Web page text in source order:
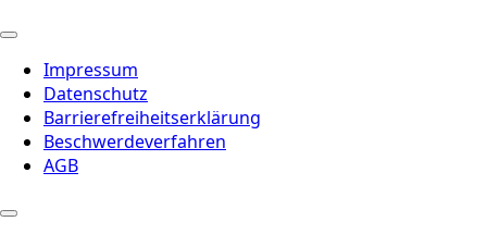
Impressum
Datenschutz
Barrierefreiheitserklärung
Beschwerdeverfahren
AGB